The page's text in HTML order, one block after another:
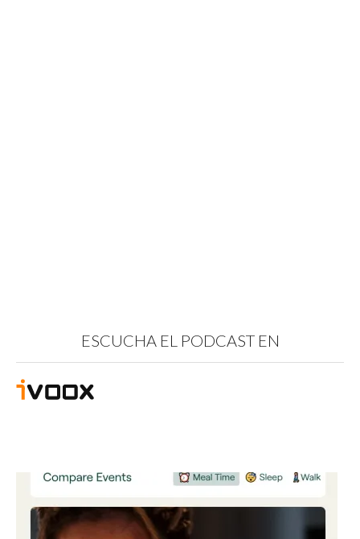
ESCUCHA EL PODCAST EN